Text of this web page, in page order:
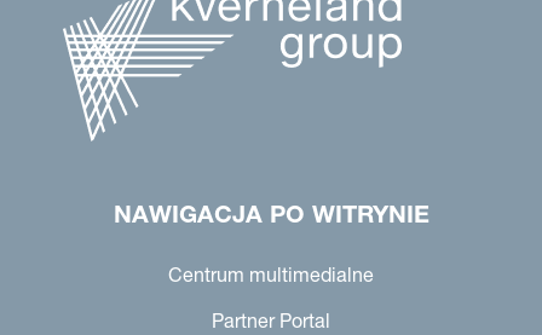
NAWIGACJA PO WITRYNIE
Centrum multimedialne
Partner Portal